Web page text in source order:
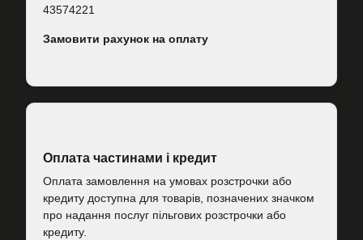
43574221
Замовити рахунок на оплату
Оплата частинами і кредит
Оплата замовлення на умовах розстрочки або
кредиту доступна для товарів, позначених значком
про надання послуг пільгових розстрочки або
кредиту.